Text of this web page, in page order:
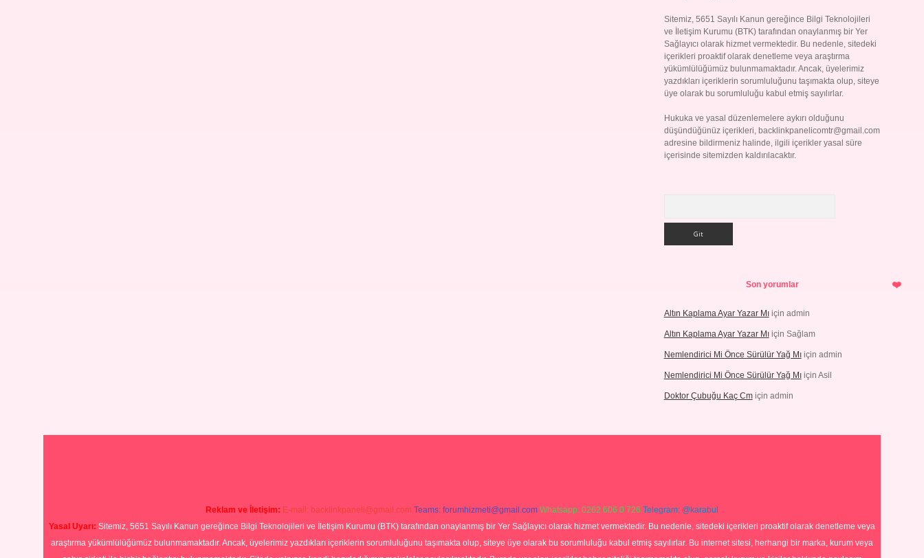
Sitemiz, 5651 Sayılı Kanun gereğince Bilgi Teknolojileri
ve İletişim Kurumu (BTK) tarafından onaylanmış bir Yer
Sağlayıcı olarak hizmet vermektedir. Bu nedenle, sitedeki
içerikleri proaktif olarak denetleme veya araştırma
yükümlülüğümüz bulunmamaktadır. Ancak, üyelerimiz
yazdıkları içeriklerin sorumluluğunu taşımakta olup, siteye
üye olarak bu sorumluluğu kabul etmiş sayılırlar.
Hukuka ve yasal düzenlemelere aykırı olduğunu
düşündüğünüz içerikleri, backlinkpanelicomtr@gmail.com
adresine bildirmeniz halinde, ilgili içerikler yasal süre
içerisinde sitemizden kaldırılacaktır.
Son yorumlar
Altın Kaplama Ayar Yazar Mıiçin admin
Altın Kaplama Ayar Yazar Mıiçin Sağlam
Nemlendirici Mi Önce Sürülür Yağ Mıiçin admin
Nemlendirici Mi Önce Sürülür Yağ Mıiçin Asil
Doktor Çubuğu Kaç Cmiçin admin
Reklam ve İletişim: E-mail: backlinkpaneli@gmail.com Teams: forumhizmeti@gmail.com Whatsapp: 0262 606 0 726 Telegram: @karabul
Yasal Uyarı: Sitemiz, 5651 Sayılı Kanun gereğince Bilgi Teknolojileri ve İletişim Kurumu (BTK) tarafından onaylanmış bir Yer Sağlayıcı olarak hizmet vermektedir. Bu nedenle, sitedeki içerikleri proaktif olarak denetleme veya
araştırma yükümlülüğümüz bulunmamaktadır. Ancak, üyelerimiz yazdıkları içeriklerin sorumluluğunu taşımakta olup, siteye üye olarak bu sorumluluğu kabul etmiş sayılırlar. Bu internet sitesi, herhangi bir marka, kurum veya